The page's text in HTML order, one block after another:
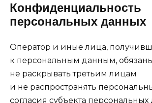
Конфиденциальность
персональных данных
Оператор и иные лица,
к персональным данным,
не раскрывать третьим лицам
и не распространять
согласия субъекта